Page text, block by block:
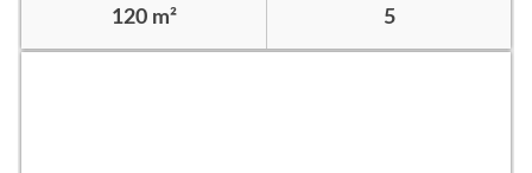
120 m² 5